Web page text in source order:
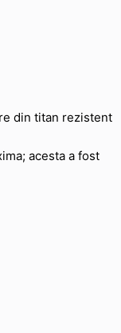
din titan rezistent
acesta a fost